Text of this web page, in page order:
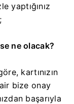
yaptığınız
ne olacak?
kartınızın
bize onay
başarıyla